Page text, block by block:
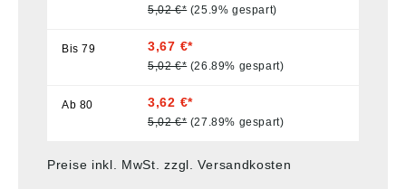
5,02 €* (25.9% gespart)
Bis79 3,67 €*
5,02 €* (26.89% gespart)
Ab 80 3,62 €*
5,02 €* (27.89% gespart)
Preise inkl. MwSt. zzgl. Versandkosten